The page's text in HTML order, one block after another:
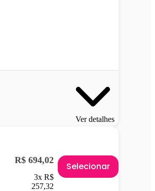
Ver detalhes
R$ 694,02
3x R$
257,32
Selecionar